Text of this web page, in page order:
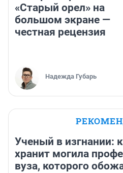
«Старый орел» на
большом экране —
честная рецензия
Надежда Губарь
Ученый в изгнании:
хранит могила
вуза, которого